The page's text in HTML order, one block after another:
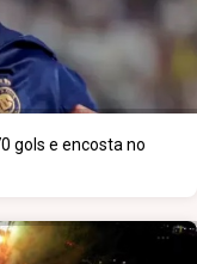
gols e encosta no